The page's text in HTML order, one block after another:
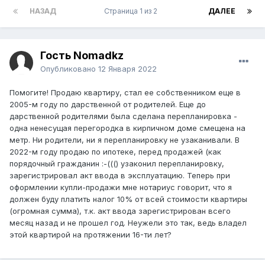
НАЗАД ДАЛЕЕ
Страница 1 из 2
Гость Nomadkz
Опубликовано 12 Января 2022
Помогите! Продаю квартиру, стал ее собственником еще в
2005-м году по дарственной от родителей. Еще до
дарственной родителями была сделана перепланировка -
одна ненесущая перегородка в кирпичном доме смещена на
метр. Ни родители, ни я перепланировку не узаканивали. В
2022-м году продаю по ипотеке, перед продажей (как
порядочный гражданин :-((() узаконил перепланировку,
зарегистрировал акт ввода в эксплуатацию. Теперь при
оформлении купли-продажи мне нотариус говорит, что я
должен буду платить налог 10% от всей стоимости квартиры
(огромная сумма), т.к. акт ввода зарегистрирован всего
месяц назад и не прошел год. Неужели это так, ведь владел
этой квартирой на протяжении 16-ти лет?